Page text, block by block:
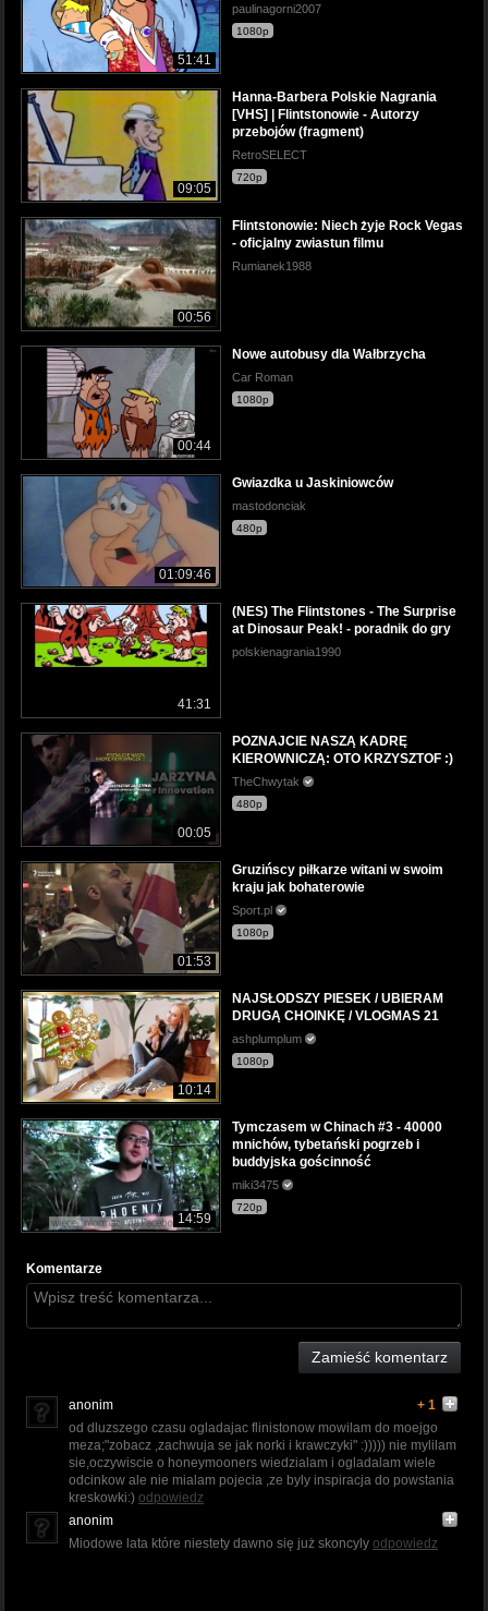
51:41
paulinagorni2007
1080p
09:05
Hanna-Barbera Polskie Nagrania
[VHS] | Flintstonowie - Autorzy
przebojów (fragment)
RetroSELECT
720p
00:56
Flintstonowie: Niech żyje Rock Vegas
- oficjalny zwiastun filmu
Rumianek1988
00:44
Nowe autobusy dla Wałbrzycha
Car Roman
1080p
01:09:46
Gwiazdka u Jaskiniowców
mastodonciak
480p
41:31
(NES) The Flintstones - The Surprise
at Dinosaur Peak! - poradnik do gry
polskienagrania1990
00:05
POZNAJCIE NASZĄ KADRĘ
KIEROWNICZĄ: OTO KRZYSZTOF :)
TheChwytak
480p
01:53
Gruzińscy piłkarze witani w swoim
kraju jak bohaterowie
Sport.pl
1080p
10:14
NAJSŁODSZY PIESEK / UBIERAM
DRUGĄ CHOINKĘ / VLOGMAS 21
ashplumplum
1080p
14:59
Tymczasem w Chinach #3 - 40000
mnichów, tybetański pogrzeb i
buddyjska gościnność
miki3475
720p
Komentarze
Zamieść komentarz
anonim
+ 1
od dluzszego czasu ogladajac flinistonow mowilam do moejgo
meza;"zobacz ,zachwuja se jak norki i krawczyki" :))))) nie mylilam
sie,oczywiscie o honeymooners wiedzialam i ogladalam wiele
odcinkow ale nie mialam pojecia ,ze byly inspiracja do powstania
kreskowki:) odpowiedz
anonim
Miodowe lata które niestety dawno się już skoncyly odpowiedz